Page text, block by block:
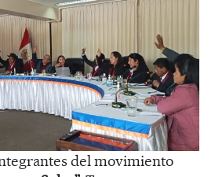
del movimiento